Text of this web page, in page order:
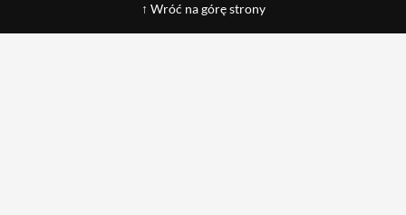
↑ Wróć na górę strony